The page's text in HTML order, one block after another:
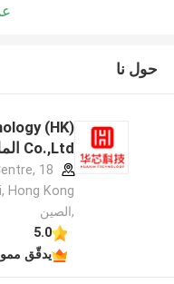
حول نا
(HK)
Co.,Ltd الملف الشركة المصنعة
18
Hong Kong
,الصين
5.0
يدقّق